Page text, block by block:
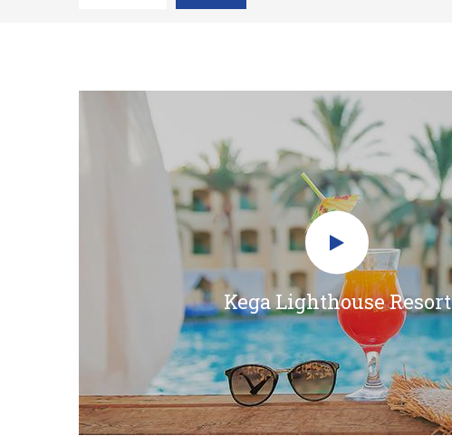
Kega Lighthouse Resort